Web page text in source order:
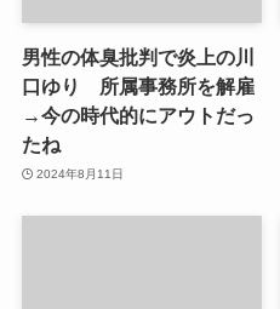
男性の体臭批判で炎上の川
口ゆり 所属事務所を解雇
→今の時代的にアウトだっ
たね
2024年8月11日